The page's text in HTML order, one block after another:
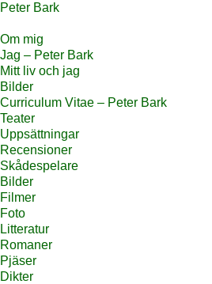
Peter Bark
Om mig
Jag – Peter Bark
Mitt liv och jag
Bilder
Curriculum Vitae – Peter Bark
Teater
Uppsättningar
Recensioner
Skådespelare
Bilder
Filmer
Foto
Litteratur
Romaner
Pjäser
Dikter